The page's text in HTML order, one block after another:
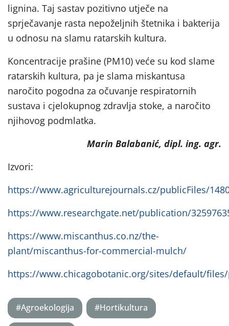
lignina. Taj sastav pozitivno utječe na
sprječavanje rasta nepoželjnih štetnika i bakterija
u odnosu na slamu ratarskih kultura.
Koncentracije prašine (PM10) veće su kod slame
ratarskih kultura, pa je slama miskantusa
naročito pogodna za očuvanje respiratornih
sustava i cjelokupnog zdravlja stoke, a naročito
njihovog podmlatka.
Marin Balabanić, dipl. ing. agr.
Izvori:
https://www.agriculturejournals.cz/publicFiles/
https://www.researchgate.net/publication/
https://www.miscanthus.co.nz/the-
plant/miscanthus-for-commercial-mulch/
https://www.chicagobotanic.org/sites/default/
#Agroekologija #Hortikultura